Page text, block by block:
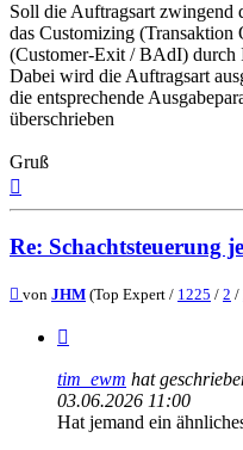
Soll die Auftragsart zwingend
das Customizing
(Customer-Exit / BAdI) durch
Dabei wird die Auftragsart
die entsprechende
überschrieben
Gruß
Re: Schachtsteuerung
Beitrag
von JHM (Top Expert / 1225 / 2 /
tim_ewm hat
03.06.2026 11:00
Hat jemand ein